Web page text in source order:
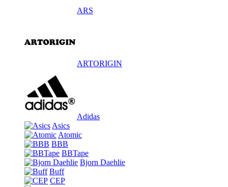
ARS
ARTORIGIN
Adidas
Asics
Atomic
BBB
BBTape
Bjorn Daehlie
Buff
CEP